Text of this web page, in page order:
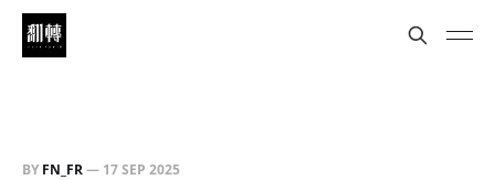
BY FN_FR— 17 SEP 2025